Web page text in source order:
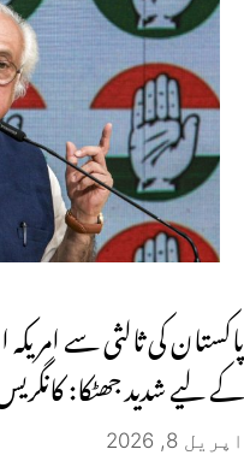
پاکستان کی ثالثی سے
کے لیے شدید جھٹکا:
اپریل 8, 2026